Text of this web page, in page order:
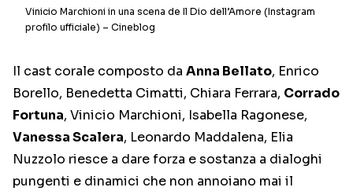
Vinicio Marchioni in una scena de Il Dio dell’Amore (Instagram
profilo ufficiale) – Cineblog
Il cast corale composto da Anna Bellato, Enrico
Borello, Benedetta Cimatti, Chiara Ferrara, Corrado
Fortuna, Vinicio Marchioni, Isabella Ragonese,
Vanessa Scalera, Leonardo Maddalena, Elia
Nuzzolo riesce a dare forza e sostanza a dialoghi
pungenti e dinamici che non annoiano mai il